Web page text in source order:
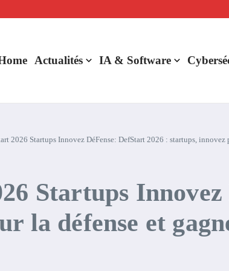
data de caisse pour la transformer en levier de rentabilité ?
Actualités IA & Software
2026 Startups Innovez DéFense: DefStart 2026 : startups, innovez
Startups
la défense et